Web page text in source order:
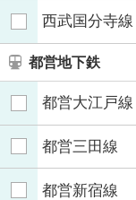
西武国分寺線
都営地下鉄
都営大江戸線
都営三田線
都営新宿線